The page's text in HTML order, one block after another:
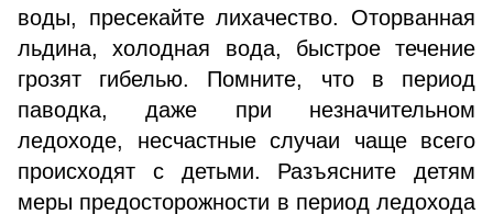
воды, пресекайте лихачество. Оторванная
льдина, холодная вода, быстрое течение
грозят гибелью. Помните, что в период
паводка, даже при незначительном
ледоходе, несчастные случаи чаще всего
происходят с детьми. Разъясните детям
меры предосторожности в период ледохода